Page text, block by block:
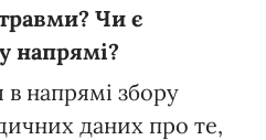
Чи є
напрямі?
напрямі збору
даних про те,